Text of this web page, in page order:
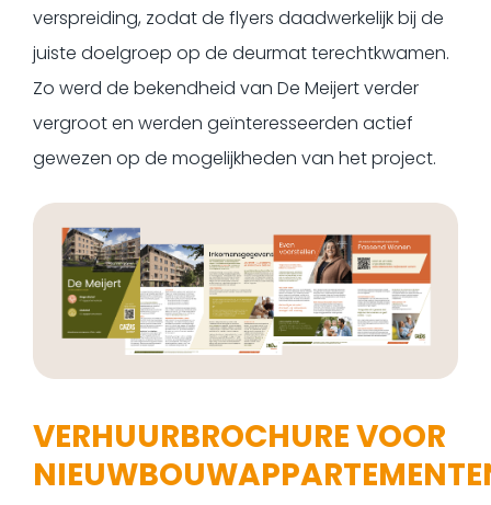
verspreiding, zodat de flyers daadwerkelijk bij de
juiste doelgroep op de deurmat terechtkwamen.
Zo werd de bekendheid van De Meijert verder
vergroot en werden geïnteresseerden actief
gewezen op de mogelijkheden van het project.
VERHUURBROCHURE VOOR